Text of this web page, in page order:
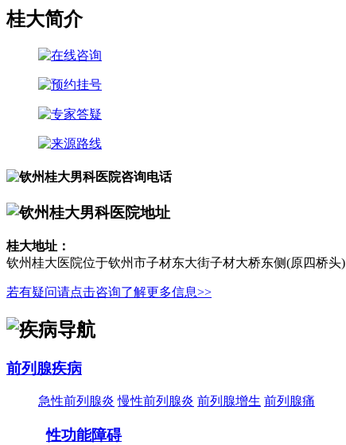
桂大简介
桂大地址：
钦州桂大医院位于钦州市子材东大街子材大桥东侧(原四桥头)
若有疑问请点击咨询了解更多信息>>
前列腺疾病
急性前列腺炎 慢性前列腺炎 前列腺增生 前列腺痛
性功能障碍